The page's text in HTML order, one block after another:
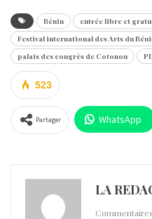
Bénin entrée libre et
Festival international des Arts du
palais des congrès de Cotonou
523
Partager WhatsApp
LA
Commentaires